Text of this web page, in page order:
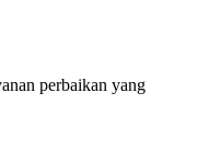
perbaikan yang